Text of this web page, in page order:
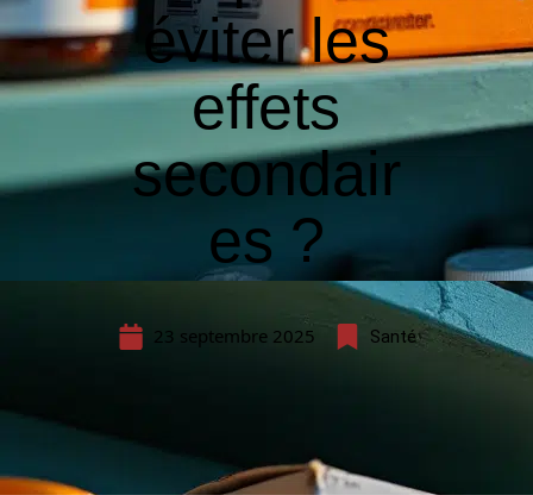
éviter les
effets
secondair
es ?
23 septembre 2025 Santé